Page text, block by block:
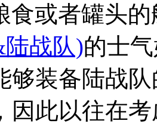
食或者罐头
战队)的士
够装备陆战
因此以往在